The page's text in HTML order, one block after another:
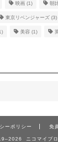
映画 (1) 朝
東京リベンジャーズ (3)
美容 (1)
ーポリシー 免
ニコマイブ